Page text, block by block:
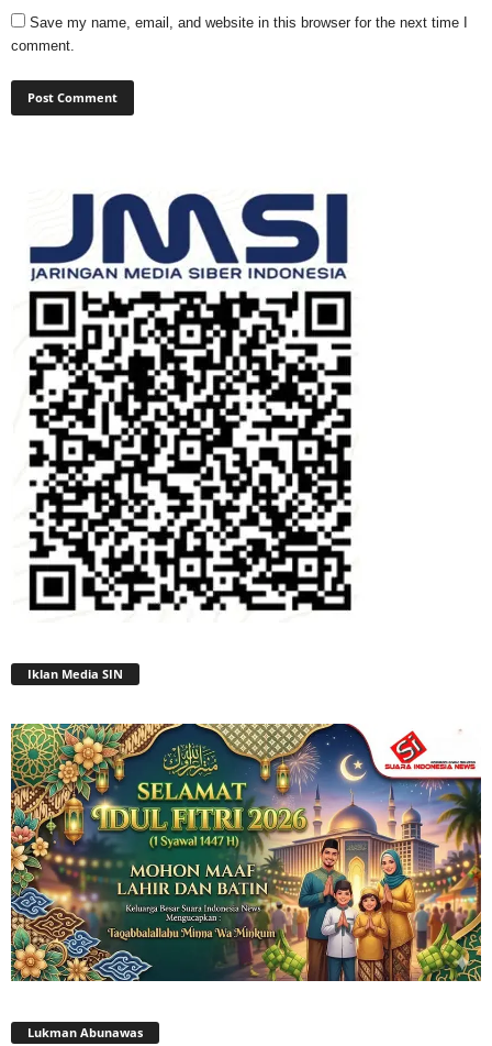
Save my name, email, and website in this browser for the next time I
comment.
Iklan Media SIN
Lukman Abunawas